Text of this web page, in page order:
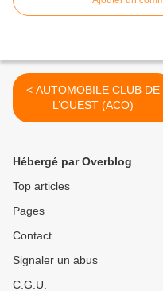
< AUTOMOBILE CLUB DE
L’OUEST (ACO)
Hébergé par Overblog
Top articles
Pages
Contact
Signaler un abus
C.G.U.